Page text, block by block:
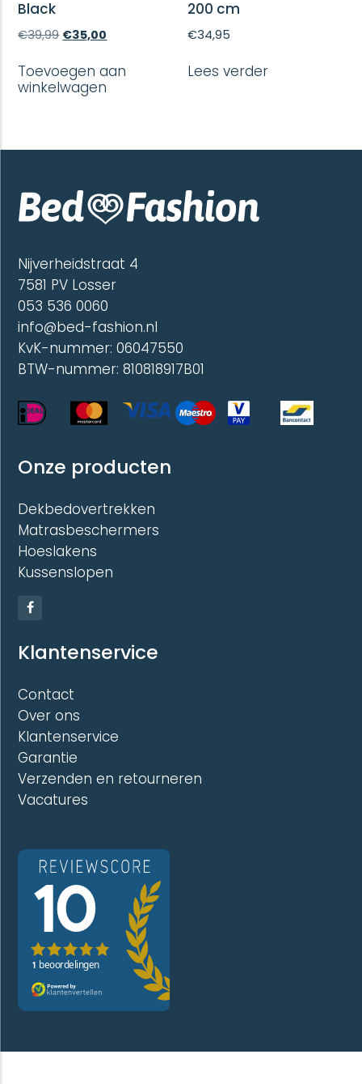
Black
€39,99 Oorspronkelijke
was:
€39,99.
€35,00
is:
Toevoegen aan
winkelwagen
200 cm
€34,95
Lees verder
Nijverheidstraat 4
7581 PV Losser
053 536 0060
info@bed-fashion.nl
KvK-nummer: 06047550
BTW-nummer: 810818917B01
Onze producten
Dekbedovertrekken
Matrasbeschermers
Hoeslakens
Kussenslopen
Klantenservice
Contact
Over ons
Klantenservice
Garantie
Verzenden en retourneren
Vacatures